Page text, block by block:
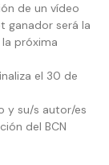
de un vídeo
ganador será la
próxima
el 30 de
y su/s autor/es
del BCN